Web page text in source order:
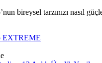
bireysel tarzınızı nasıl
EXTREME